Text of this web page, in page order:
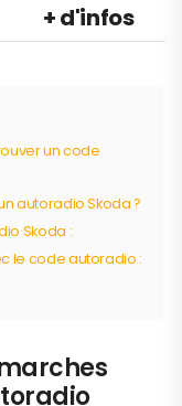
+ d'infos
un code
autoradio Skoda ?
Skoda :
le code autoradio :